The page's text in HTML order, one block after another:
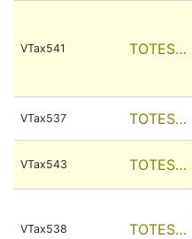
VTax541 TOTES…
VTax537 TOTES…
VTax543 TOTES…
VTax538 TOTES…